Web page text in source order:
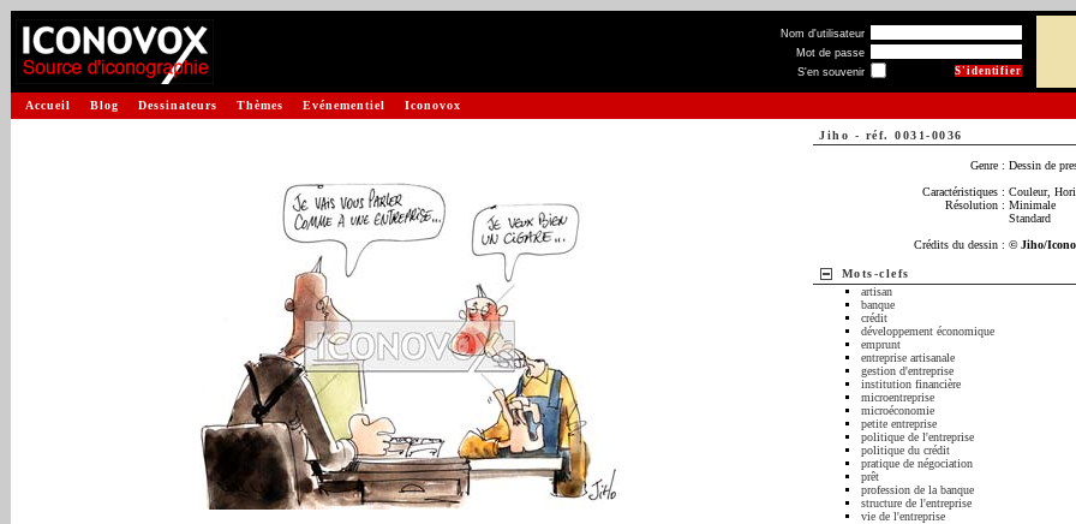
Nom d'utilisateur
Mot de passe
S'en souvenir
Accueil Blog Dessinateurs Thèmes Evénementiel Iconovox
Jiho - réf. 0031-0036
Genre : Dessin de
Caractéristiques : Couleur,
Résolution : Minimale
Standard
Crédits du dessin : © Jiho/
Mots-clefs
artisan
banque
crédit
développement économique
emprunt
entreprise artisanale
gestion d'entreprise
institution financière
microentreprise
microéconomie
petite entreprise
politique de l'entreprise
politique du crédit
pratique de négociation
prêt
profession de la banque
structure de l'entreprise
vie de l'entreprise